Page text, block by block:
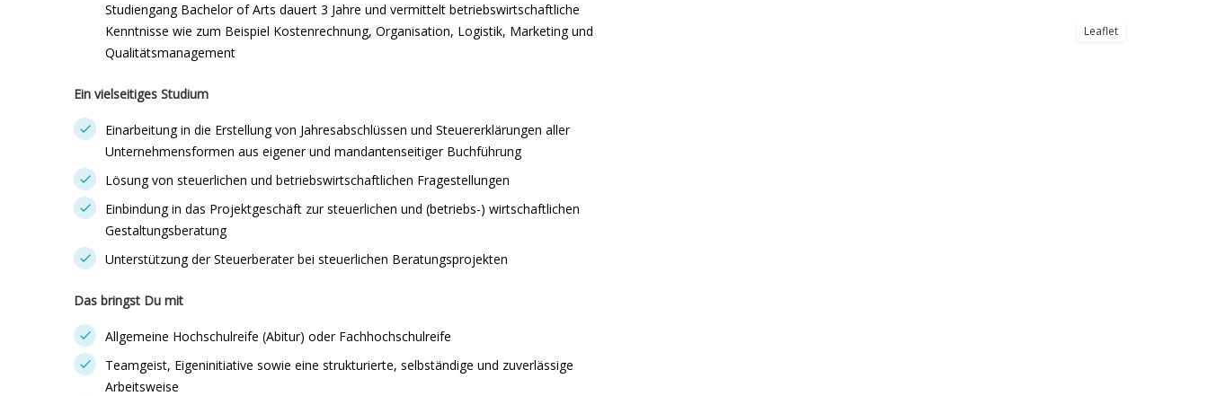
Studiengang Bachelor of Arts dauert 3 Jahre und vermittelt betriebswirtschaftliche
Kenntnisse wie zum Beispiel Kostenrechnung, Organisation, Logistik, Marketing und
Qualitätsmanagement
Ein vielseitiges Studium
Einarbeitung in die Erstellung von Jahresabschlüssen und Steuererklärungen aller
Unternehmensformen aus eigener und mandantenseitiger Buchführung
Lösung von steuerlichen und betriebswirtschaftlichen Fragestellungen
Einbindung in das Projektgeschäft zur steuerlichen und (betriebs-) wirtschaftlichen
Gestaltungsberatung
Unterstützung der Steuerberater bei steuerlichen Beratungsprojekten
Das bringst Du mit
Allgemeine Hochschulreife (Abitur) oder Fachhochschulreife
Teamgeist, Eigeninitiative sowie eine strukturierte, selbständige und zuverlässige
Arbeitsweise
Leaflet